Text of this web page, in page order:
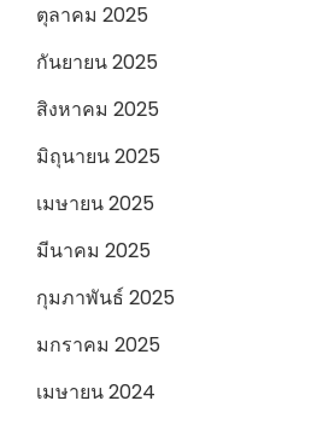
ตุลาคม 2025
กันยายน 2025
สิงหาคม 2025
มิถุนายน 2025
เมษายน 2025
มีนาคม 2025
กุมภาพันธ์ 2025
มกราคม 2025
เมษายน 2024